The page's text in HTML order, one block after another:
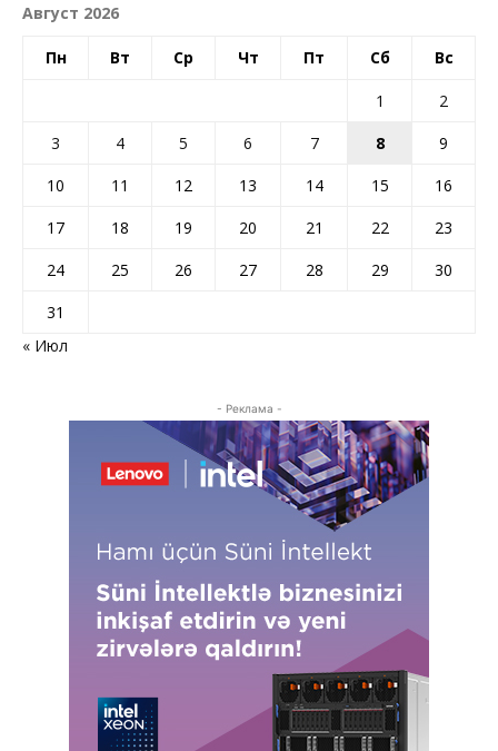
Август 2026
Пн Вт Ср Чт Пт Сб Вс
1
2
3
4 5 6 7 8
9
10
11 12 13 14 15
16
17
18 19 20 21 22
23
24
25 26 27 28 29
30
31
« Июл
- Реклама -